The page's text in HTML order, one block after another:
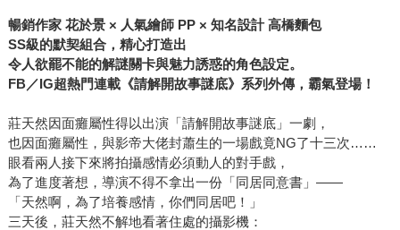
暢銷作家 花於景 × 人氣繪師 PP × 知名設計 高橋麵包
SS級的默契組合，精心打造出
令人欲罷不能的解謎關卡與魅力誘惑的角色設定。
FB／IG超熱門連載《請解開故事謎底》系列外傳，霸氣登場！
莊天然因面癱屬性得以出演「請解開故事謎底」一劇，
也因面癱屬性，與影帝大佬封蕭生的一場戲竟NG了十三次……
眼看兩人接下來將拍攝感情必須動人的對手戲，
為了進度著想，導演不得不拿出一份「同居同意書」——
「天然啊，為了培養感情，你們同居吧！」
三天後，莊天然不解地看著住處的攝影機：